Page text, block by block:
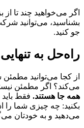
اگر می‌خواهید چند تا از
بشناسید، می‌توانید
جو کنید.
راه‌حل به
از کجا می‌توانید
می‌کند؟ اگر مطمئن
همه جا هستند. فقط
بکنید: چه چیزی شما را
می‌‌دهید و به خودتان